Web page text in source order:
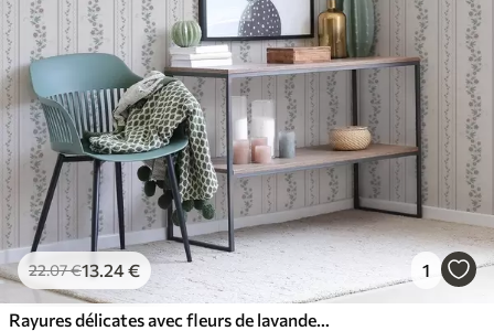
22.07€13.24€ 1
Rayures délicates avec fleurs de lavande, vintage